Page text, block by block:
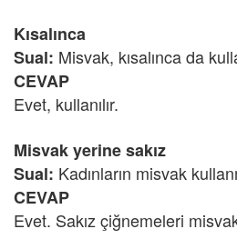
Kısalınca
Sual: Misvak, kısalınca da
CEVAP
Evet, kullanılır.
Misvak yerine sakız
Sual: Kadınların misvak
CEVAP
Evet. Sakız çiğnemeleri